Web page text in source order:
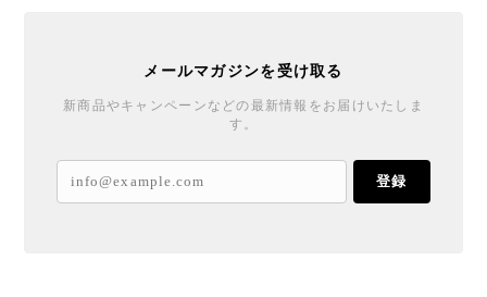
メールマガジンを受け取る
新商品やキャンペーンなどの最新情報をお届けいたしま
す。
登録